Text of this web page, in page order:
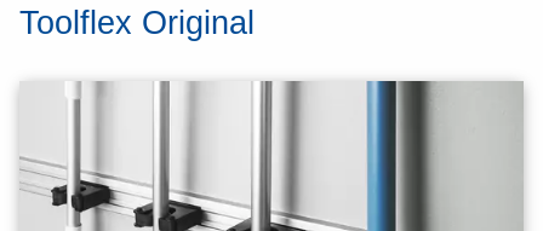
Montage
Über uns
News
Toolflex Original